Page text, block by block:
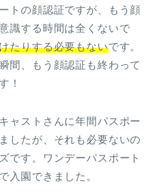
トの顔認証ですが、もう顔
識する時間は全くないで
たりする必要もないです。
間、もう顔認証も終わって
！
ャストさんに年間パスポー
したが、それも必要ないの
です。ワンデーパスポート
入園できました。